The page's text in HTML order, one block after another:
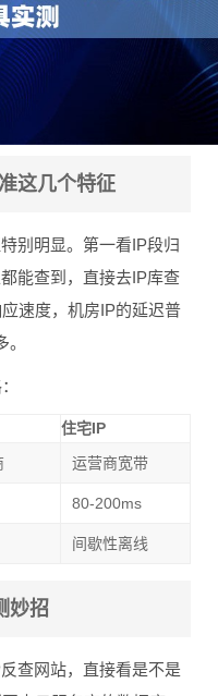
这几个特征
别明显。第一看IP段归
能查到，直接去IP库查
速度，机房IP的延迟普
住宅IP
运营商宽带
80-200ms
间歇性离线
妙招
查网站，直接看是不是